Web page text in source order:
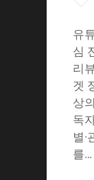
유
심
리
겟
상
독
별·
를…